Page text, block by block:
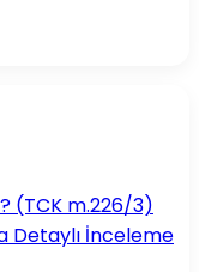
(TCK m.226/3)
Detaylı İnceleme